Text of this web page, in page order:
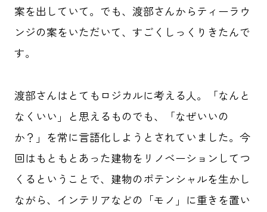
案を出していて。でも、渡部さんからティーラウ
ンジの案をいただいて、すごくしっくりきたんで
す。
渡部さんはとてもロジカルに考える人。「なんと
なくいい」と思えるものでも、「なぜいいの
か？」を常に言語化しようとされていました。今
回はもともとあった建物をリノベーションしてつ
くるということで、建物のポテンシャルを生かし
ながら、インテリアなどの「モノ」に重きを置い